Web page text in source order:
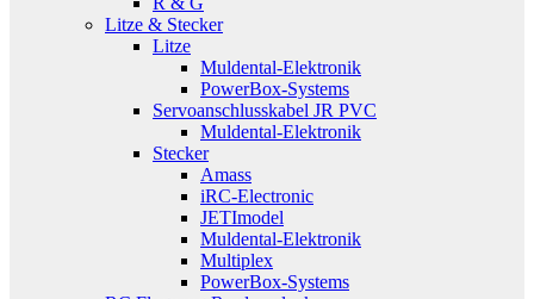
Litze & Stecker
Litze
Muldental-Elektronik
PowerBox-Systems
Servoanschlusskabel JR PVC
Muldental-Elektronik
Stecker
Amass
iRC-Electronic
JETImodel
Muldental-Elektronik
Multiplex
PowerBox-Systems